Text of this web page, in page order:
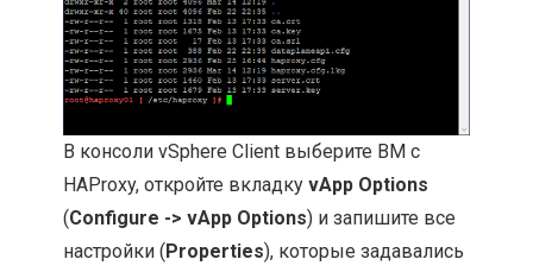
В консоли vSphere Client выберите ВМ с
HAProxy, откройте вкладкуvApp Options
(Configure -> vApp Options) и запишите все
настройки (Properties), которые задавались